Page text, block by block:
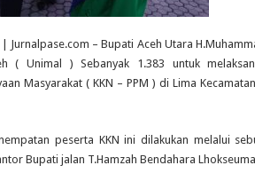
Jurnalpase.com – Bupati Aceh Utara
( Unimal ) Sebanyak 1.383 untuk
Masyarakat ( KKN – PPM ) di Lima
peserta KKN ini dilakukan melalui
Bupati jalan T.Hamzah Bendahara